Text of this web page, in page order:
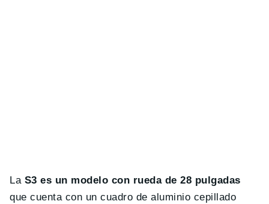
LaS3 es un modelo con rueda de 28 pulgadas
que cuenta con un cuadro de aluminio cepillado